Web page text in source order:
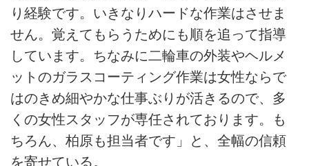
り経験です。いきなりハードな作業はさせま
せん。覚えてもらうためにも順を追って指導
しています。ちなみに二輪車の外装やヘルメ
ットのガラスコーティング作業は女性ならで
はのきめ細やかな仕事ぶりが活きるので、多
くの女性スタッフが専任されております。も
ちろん、柏原も担当者です」と、全幅の信頼
を寄せている。